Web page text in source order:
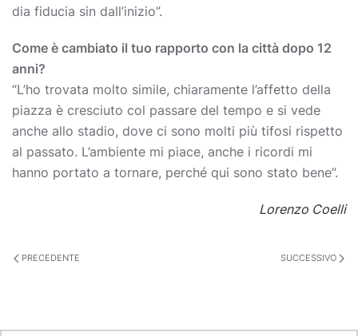
dia fiducia sin dall’inizio”.
Come è cambiato il tuo rapporto con la città dopo 12
anni?
“L’ho trovata molto simile, chiaramente l’affetto della
piazza è cresciuto col passare del tempo e si vede
anche allo stadio, dove ci sono molti più tifosi rispetto
al passato. L’ambiente mi piace, anche i ricordi mi
hanno portato a tornare, perché qui sono stato bene”.
Lorenzo Coelli
PRECEDENTE SUCCESSIVO